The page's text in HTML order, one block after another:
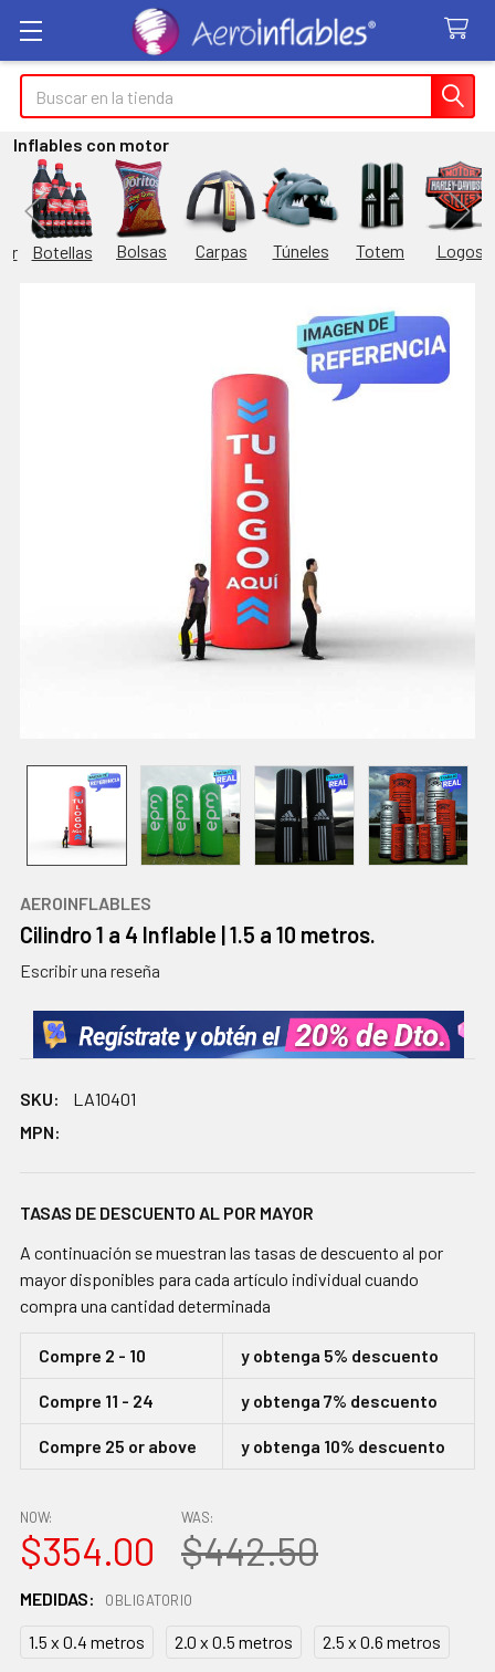
Buscar
Inflables con motor
Botellas Bolsas Carpas Túneles Totem Logos
AEROINFLABLES
Cilindro 1 a 4 Inflable | 1.5 a 10 metros.
Escribir una reseña
SKU:
LA10401
MPN:
TASAS DE DESCUENTO AL POR MAYOR
A continuación se muestran las tasas de descuento al por
mayor disponibles para cada artículo individual cuando
compra una cantidad determinada
Compre 2 - 10 y obtenga 5% descuento
Compre 11 - 24 y obtenga 7% descuento
Compre 25 or above y obtenga 10% descuento
NOW:
$354.00
WAS:
$442.50
MEDIDAS: OBLIGATORIO
1.5 x 0.4 metros 2.0 x 0.5 metros 2.5 x 0.6 metros